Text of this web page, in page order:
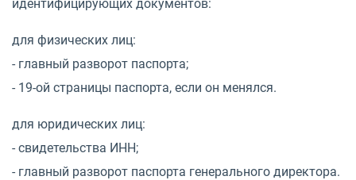
идентифицирующих документов:
для физических лиц:
- главный разворот паспорта;
- 19-ой страницы паспорта, если он менялся.
для юридических лиц:
- свидетельства ИНН;
- главный разворот паспорта генерального директора.